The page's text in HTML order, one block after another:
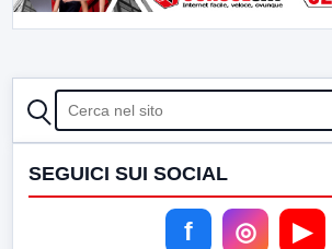
CERCA
SEGUICI SUI SOCIAL
f ◎ ▶